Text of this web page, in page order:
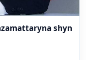
shyn